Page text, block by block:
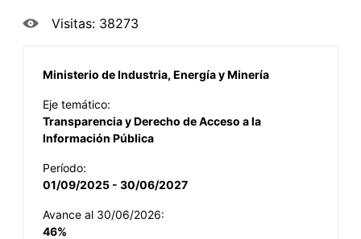
Visitas: 38273
Ministerio de Industria, Energía y Minería
Eje temático:
Transparencia y Derecho de Acceso a la
Información Pública
Período:
01/09/2025 - 30/06/2027
Avance al 30/06/2026:
46%